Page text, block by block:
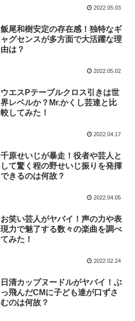
2022.05.03
飯尾和樹安定の存在感！独特なギ
ャグセンスが多方面で大活躍な理
由は？
2022.05.02
ウエスPテーブルクロス引きは世
界レベルか？Mr.かくし芸達と比
較してみた！
2022.04.17
千原せいじが暴走！役者や芸人と
して驚く程の野せいじ振りを発揮
できるのは何故？
2022.04.05
お笑い芸人がヤバイ！声の力や表
現力で魅了する数々の楽曲を調べ
てみた！
2022.02.24
日清カップヌードルがヤバイ！ぶ
っ飛んだCMに子ども達が口ずさ
むのは何故？